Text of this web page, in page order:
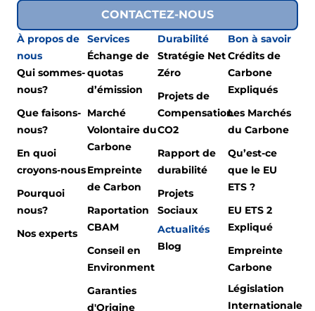
CONTACTEZ-NOUS
À propos de
nous
Qui sommes-
nous?
Que faisons-
nous?
En quoi
croyons-nous
Pourquoi
nous?
Nos experts
Services
Échange de
quotas
d’émission
Marché
Volontaire du
Carbone
Empreinte
de Carbon
Raportation
CBAM
Conseil en
Environment
Garanties
d'Origine
Durabilité
Stratégie Net
Zéro
Projets de
Compensation
CO2
Rapport de
durabilité
Projets
Sociaux
Actualités
Blog
Bon à savoir
Crédits de
Carbone
Expliqués
Les Marchés
du Carbone
Qu’est-ce
que le EU
ETS ?
EU ETS 2
Expliqué
Empreinte
Carbone
Législation
Internationale